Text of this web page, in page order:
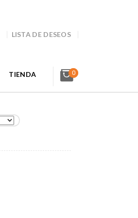
LISTA DE DESEOS
TIENDA 0